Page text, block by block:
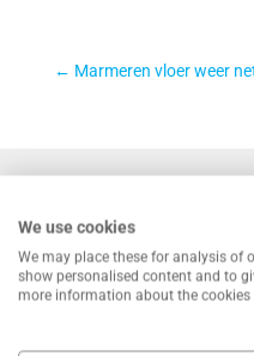
← Marmeren vloer weer
NEEM CONTACT
VRIJBLIJVENDE
We use cookies
We may place these for analysis of
show personalised content and to
more information about the cookies